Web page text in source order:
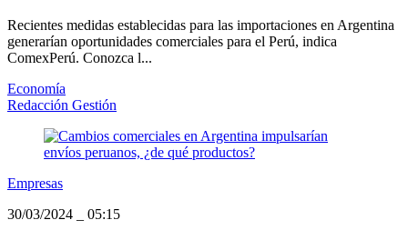
Recientes medidas establecidas para las importaciones en Argentina
generarían oportunidades comerciales para el Perú, indica
ComexPerú. Conozca l...
Economía
Redacción Gestión
Empresas
30/03/2024
05:15